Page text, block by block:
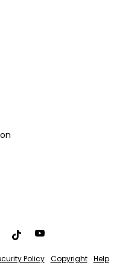
Policy Copyright Help